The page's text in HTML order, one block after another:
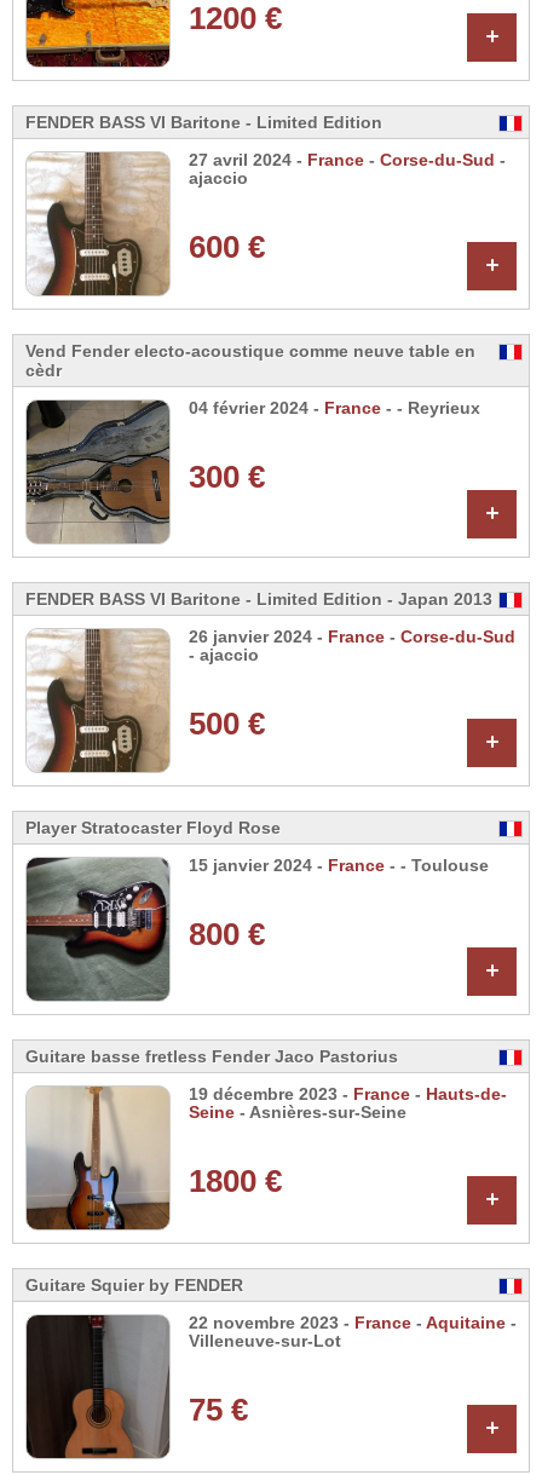
1200 € +
FENDER BASS VI Baritone - Limited Edition
27 avril 2024 - France - Corse-du-Sud -
ajaccio
600 € +
Vend Fender electo-acoustique comme neuve table en
cèdr
04 février 2024 - France - - Reyrieux
300 €
+
FENDER BASS VI Baritone - Limited Edition - Japan 2013
26 janvier 2024 - France - Corse-du-Sud
- ajaccio
500 € +
Player Stratocaster Floyd Rose
15 janvier 2024 - France - - Toulouse
800 €
+
Guitare basse fretless Fender Jaco Pastorius
19 décembre 2023 - France - Hauts-de-
Seine - Asnières-sur-Seine
1800 € +
Guitare Squier by FENDER
22 novembre 2023 - France - Aquitaine -
Villeneuve-sur-Lot
75 € +